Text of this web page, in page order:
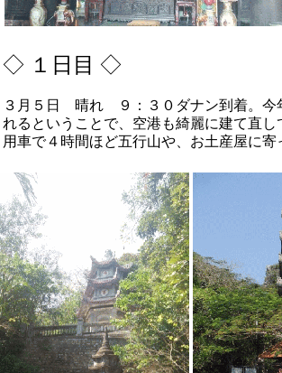
◇ １日目 ◇
３月５日 晴れ ９：３０ダナン到着。今
れるということで、空港も綺麗に建て直
用車で４時間ほど五行山や、お土産屋に